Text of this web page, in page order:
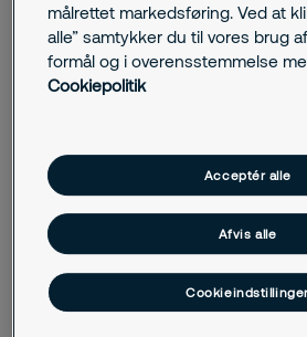
Leistungen:
Digitale Schlüsselverwaltung, Chip-
Integration mit EMA/BMA,
Erweiterbarkeit
Relevante Synonyme & Suchbegriffe:
målrettet markedsføring. Ved at
alle” samtykker du til vores brug
formål og i overensstemmelse
Cookiepolitik
Afvis alle
Acceptér alle